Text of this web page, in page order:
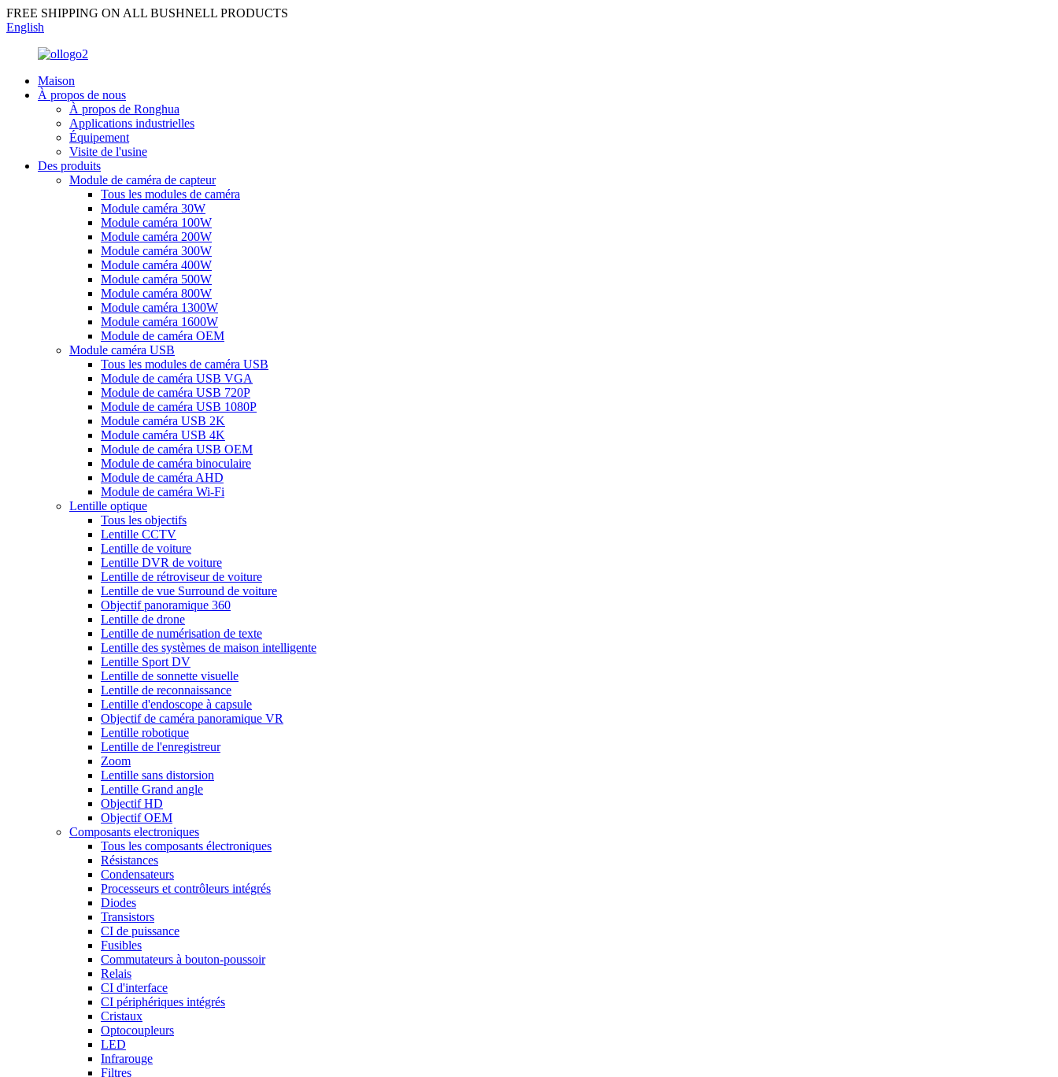
FREE SHIPPING ON ALL BUSHNELL PRODUCTS
English
Maison
À propos de nous
À propos de Ronghua
Applications industrielles
Équipement
Visite de l'usine
Des produits
Module de caméra de capteur
Tous les modules de caméra
Module caméra 30W
Module caméra 100W
Module caméra 200W
Module caméra 300W
Module caméra 400W
Module caméra 500W
Module caméra 800W
Module caméra 1300W
Module caméra 1600W
Module de caméra OEM
Module caméra USB
Tous les modules de caméra USB
Module de caméra USB VGA
Module de caméra USB 720P
Module de caméra USB 1080P
Module caméra USB 2K
Module caméra USB 4K
Module de caméra USB OEM
Module de caméra binoculaire
Module de caméra AHD
Module de caméra Wi-Fi
Lentille optique
Tous les objectifs
Lentille CCTV
Lentille de voiture
Lentille DVR de voiture
Lentille de rétroviseur de voiture
Lentille de vue Surround de voiture
Objectif panoramique 360
Lentille de drone
Lentille de numérisation de texte
Lentille des systèmes de maison intelligente
Lentille Sport DV
Lentille de sonnette visuelle
Lentille de reconnaissance
Lentille d'endoscope à capsule
Objectif de caméra panoramique VR
Lentille robotique
Lentille de l'enregistreur
Zoom
Lentille sans distorsion
Lentille Grand angle
Objectif HD
Objectif OEM
Composants electroniques
Tous les composants électroniques
Résistances
Condensateurs
Processeurs et contrôleurs intégrés
Diodes
Transistors
CI de puissance
Fusibles
Commutateurs à bouton-poussoir
Relais
CI d'interface
CI périphériques intégrés
Cristaux
Optocoupleurs
LED
Infrarouge
Filtres